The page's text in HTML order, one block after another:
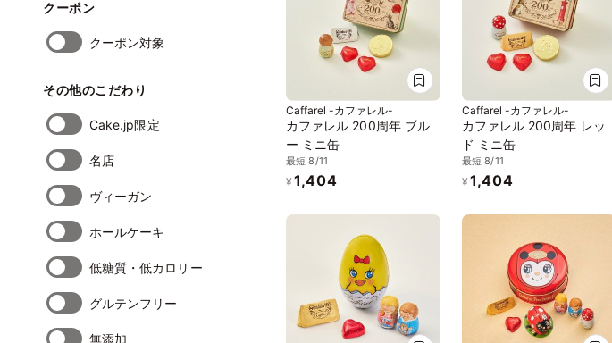
クーポン
クーポン対象
その他のこだわり
Cake.jp限定
名店
ヴィーガン
ホールケーキ
低糖質・低カロリー
グルテンフリー
無添加
Caffarel -カファレル-
カファレル 200周年 ブル
ー ミニ缶
最短 8/11
¥ 1,404
Caffarel -カファレル-
カファレル 200周年 レッ
ド ミニ缶
最短 8/11
¥ 1,404